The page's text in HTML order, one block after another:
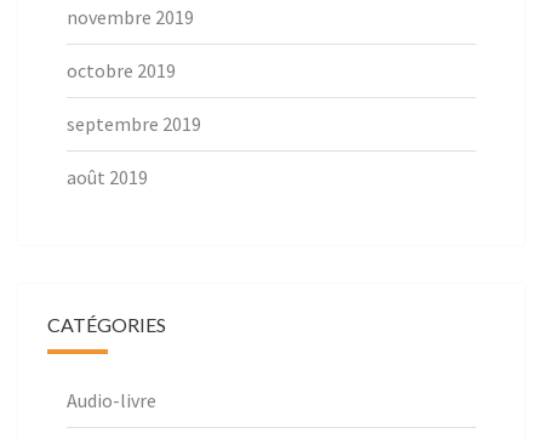
novembre 2019
octobre 2019
septembre 2019
août 2019
CATÉGORIES
Audio-livre